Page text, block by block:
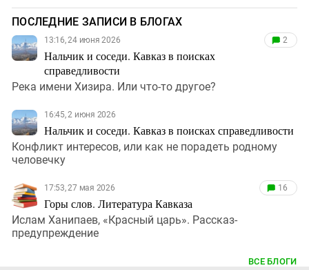
ПОСЛЕДНИЕ ЗАПИСИ В БЛОГАХ
13:16, 24 июня 2026
Нальчик и соседи. Кавказ в поисках
справедливости
2
Река имени Хизира. Или что-то другое?
16:45, 2 июня 2026
Нальчик и соседи. Кавказ в поисках справедливости
Конфликт интересов, или как не порадеть родному
человечку
17:53, 27 мая 2026
Горы слов. Литература Кавказа
16
Ислам Ханипаев, «Красный царь». Рассказ-
предупреждение
ВСЕ БЛОГИ